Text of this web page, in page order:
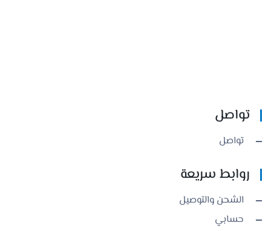
تواصل
تواصل
روابط سريعة
الشحن والتوصيل
حسابي